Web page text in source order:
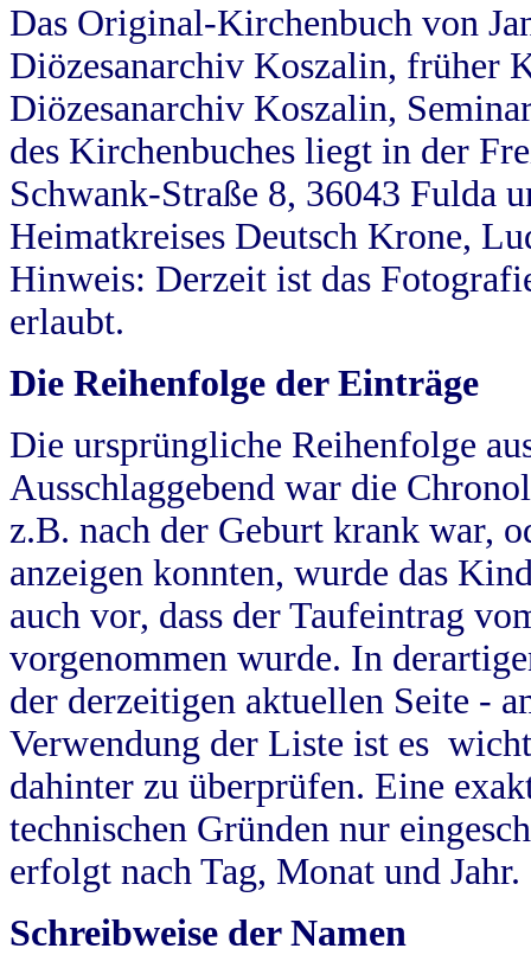
Das Original-Kirchenbuch von
Diözesanarchiv Koszalin, früher
Diözesanarchiv Koszalin,
des Kirchenbuches liegt in der
Schwank-Straße 8, 36043 Fulda
Heimatkreises Deutsch Krone,
Hinweis: Derzeit ist das
erlaubt.
Die Reihenfolge der Einträge
Die ursprüngliche Reihenfolge
Ausschlaggebend war die
z.B. nach der Geburt krank war,
anzeigen konnten, wurde das
auch vor, dass der Taufeintrag
vorgenommen wurde. In
der derzeitigen aktuellen Seite -
Verwendung der Liste ist es
dahinter zu überprüfen. Eine
technischen Gründen nur
erfolgt nach Tag, Monat und Jahr.
Schreibweise der Namen